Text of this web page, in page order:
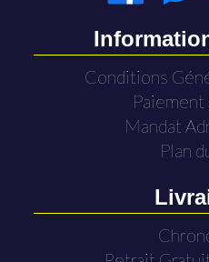
Conditions
Paiement
Mandat
Plan